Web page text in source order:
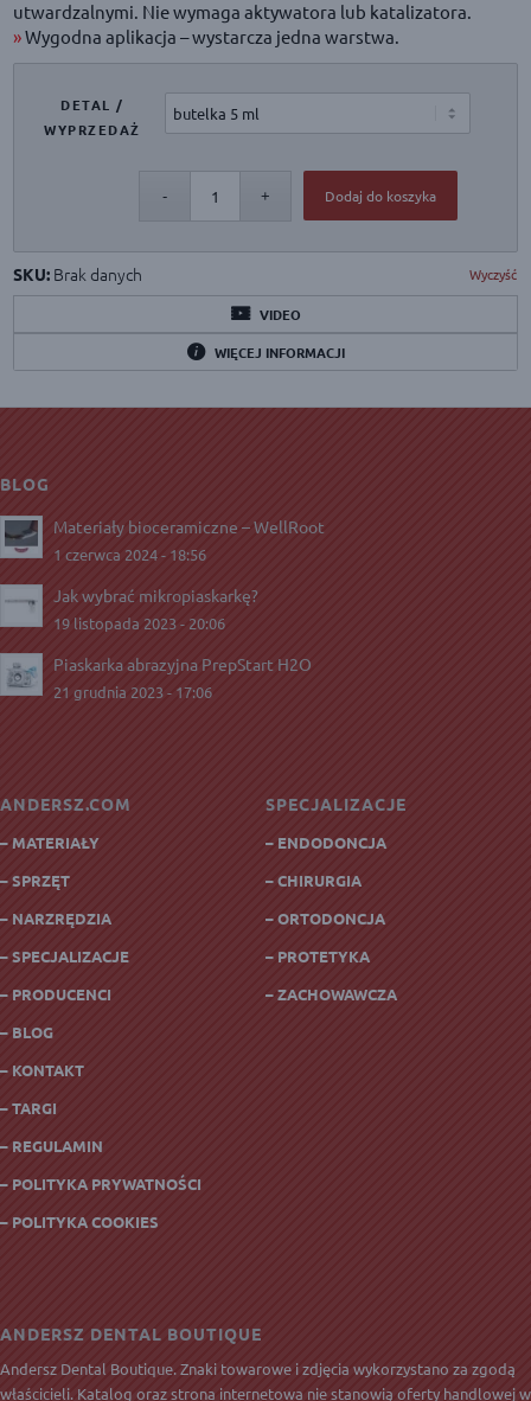
utwardzalnymi. Nie wymaga aktywatora lub katalizatora.
»Wygodna aplikacja – wystarcza jedna warstwa.
DETAL /
WYPRZEDAŻ
Wyczyść
Dodaj do koszyka
SKU: Brak danych
VIDEO
WIĘCEJ INFORMACJI
BLOG
Materiały bioceramiczne – WellRoot
1 czerwca 2024 - 18:56
Jak wybrać mikropiaskarkę?
19 listopada 2023 - 20:06
Piaskarka abrazyjna PrepStart H2O
21 grudnia 2023 - 17:06
ANDERSZ.COM
– MATERIAŁY
– SPRZĘT
– NARZRĘDZIA
– SPECJALIZACJE
– PRODUCENCI
– BLOG
– KONTAKT
– TARGI
– REGULAMIN
– POLITYKA PRYWATNOŚCI
– POLITYKA COOKIES
SPECJALIZACJE
– ENDODONCJA
– CHIRURGIA
– ORTODONCJA
– PROTETYKA
– ZACHOWAWCZA
ANDERSZ DENTAL BOUTIQUE
Andersz Dental Boutique. Znaki towarowe i zdjęcia wykorzystano za zgodą
właścicieli. Katalog oraz strona internetowa nie stanowią oferty handlowej w